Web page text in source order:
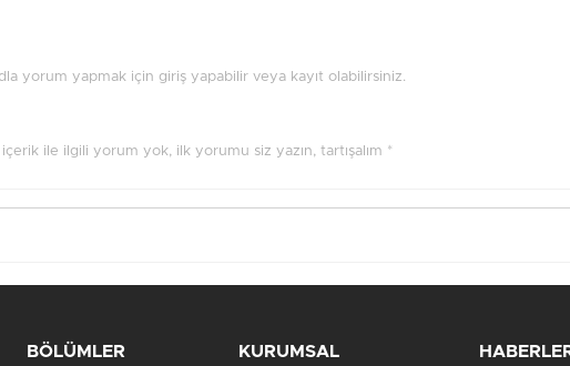
yorum yapmak için giriş yapabilir veya kayıt olabilirsiniz.
içerik ile ilgili yorum yok, ilk yorumu siz yazın, tartışalım *
BÖLÜMLER KURUMSAL